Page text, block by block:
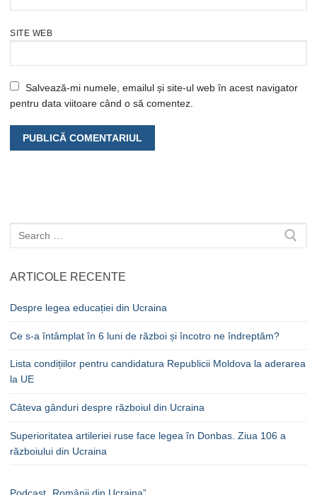
SITE WEB
Salvează-mi numele, emailul și site-ul web în acest navigator
pentru data viitoare când o să comentez.
Caută
după:
ARTICOLE RECENTE
Despre legea educației din Ucraina
Ce s-a întâmplat în 6 luni de război și încotro ne îndreptăm?
Lista condițiilor pentru candidatura Republicii Moldova la aderarea
la UE
Câteva gânduri despre războiul din Ucraina
Superioritatea artileriei ruse face legea în Donbas. Ziua 106 a
războiului din Ucraina